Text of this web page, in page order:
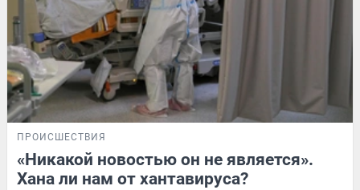
ПРОИСШЕСТВИЯ
«Никакой новостью он не является».
Хана ли нам от хантавируса?